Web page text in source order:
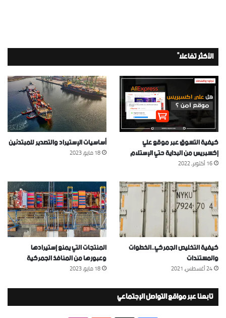
الأكثر تفاعلاً
كيفية التسوق عبر موقع علي
إكسبريس من البداية حتي الإستلام
16 أكتوبر، 2022
أساسيات الإستيراد والتصدير للمبتدئين
18 مايو، 2023
كيفية التخليص الجمركي..الخطوات
والمستندات
24 أغسطس، 2021
المنتجات التي يمنع إستيرادها
وعبورها من المنافذ الجمركية
18 مايو، 2023
تابعنا عبر مواقع التواصل الإجتماعي